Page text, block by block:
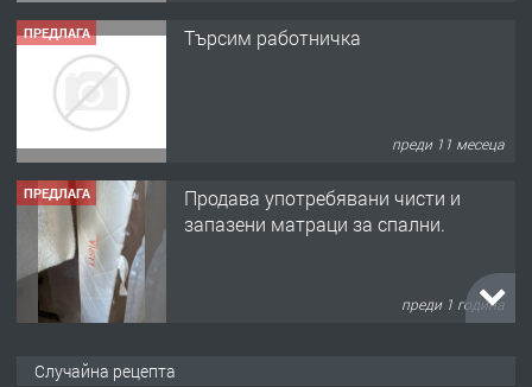
ПРЕДЛАГА Търсим работничка
преди 11 месеца
ПРЕДЛАГА
Продава употребявани чисти и
запазени матраци за спални.
преди 1 година
Случайна рецепта